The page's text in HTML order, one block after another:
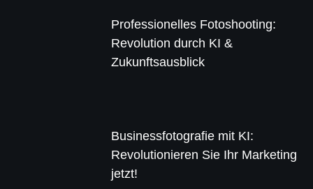
Professionelles Fotoshooting:
Revolution durch KI &
Zukunftsausblick
Businessfotografie mit KI:
Revolutionieren Sie Ihr Marketing
jetzt!